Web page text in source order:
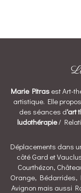
Marie Pitrasest Art-
artistique. Elle
des séances d'art
ludothérapie/
Déplacements dans
côté Gard et
Courthézon,
Orange, Bédarrides,
Avignon mais aussi